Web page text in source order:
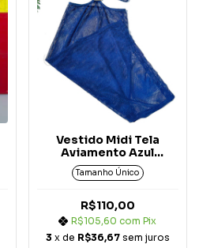
Vestido Midi Tela
Aviamento Azul
Marinho Copacabana
Tamanho Único
R$110,00
R$105,60com Pix
3 x de R$36,67 sem juros